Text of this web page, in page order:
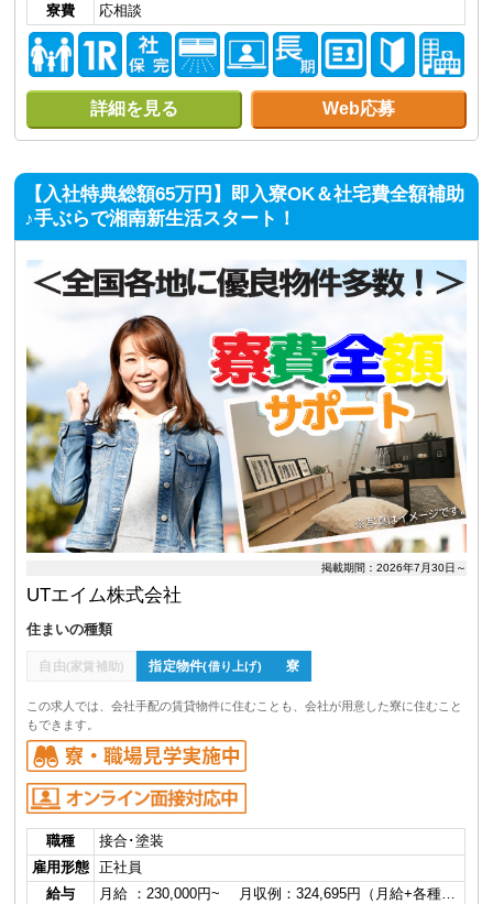
寮費
応相談
詳細を見る Web応募
【入社特典総額65万円】即入寮OK＆社宅費全額補助
♪手ぶらで湘南新生活スタート！
掲載期間：2026年7月30日～
UTエイム株式会社
住まいの種類
自由(家賃補助) 指定物件(借り上げ) 寮
この求人では、会社手配の賃貸物件に住むことも、会社が用意した寮に住むこと
もできます。
職種
接合･塗装
雇用形態
正社員
給与
月給 ：230,000円~ 月収例：324,695円（月給+各種…